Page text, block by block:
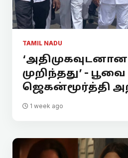
TAMIL NADU
முறிந்தது’ - பூவை
ஜெகன்மூர்த்தி
1 week ago